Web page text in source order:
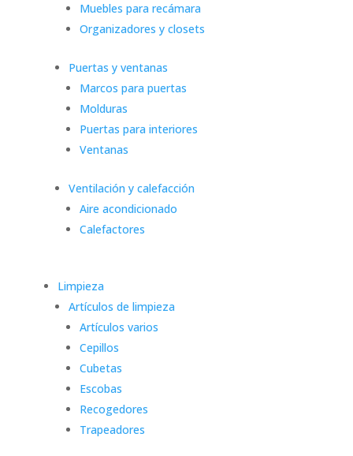
Muebles para recámara
Organizadores y closets
Puertas y ventanas
Marcos para puertas
Molduras
Puertas para interiores
Ventanas
Ventilación y calefacción
Aire acondicionado
Calefactores
Limpieza
Artículos de limpieza
Artículos varios
Cepillos
Cubetas
Escobas
Recogedores
Trapeadores